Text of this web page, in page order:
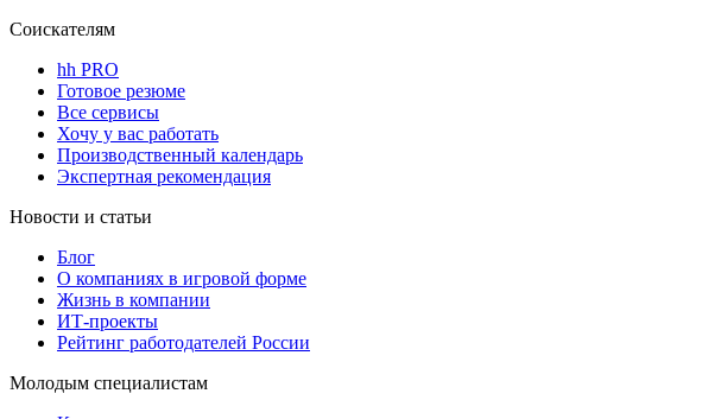
Соискателям
hh PRO
Готовое резюме
Все сервисы
Хочу у вас работать
Производственный календарь
Экспертная рекомендация
Новости и статьи
Блог
О компаниях в игровой форме
Жизнь в компании
ИТ-проекты
Рейтинг работодателей России
Молодым специалистам